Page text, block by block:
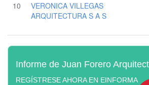
10
VERONICA VILLEGAS
ARQUITECTURA S A S
Informe de Juan Forero
REGÍSTRESE AHORA EN EINFORMA